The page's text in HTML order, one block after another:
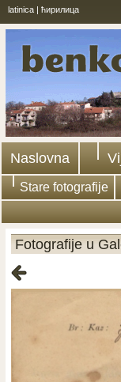
latinica | ћирилица
Naslovna
Stare fotografije
Fotografije u